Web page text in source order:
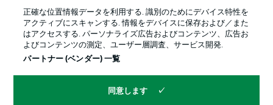
当サイトについて
© 2026 Bundesliga-Gruppe GmbH
正確な位置情報データを利用する. 識別のためにデバイス特性を
アクティブにスキャンする. 情報をデバイスに保存および／また
はアクセスする. パーソナライズ広告およびコンテンツ、広告お
よびコンテンツの測定、ユーザー層調査、サービス開発.
パートナー (ベンダー) 一覧
同意します